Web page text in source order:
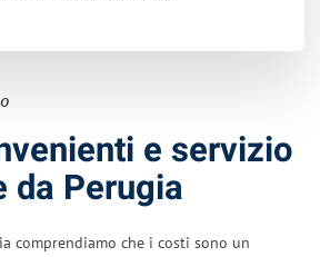
e servizio
da Perugia
comprendiamo che i costi sono un